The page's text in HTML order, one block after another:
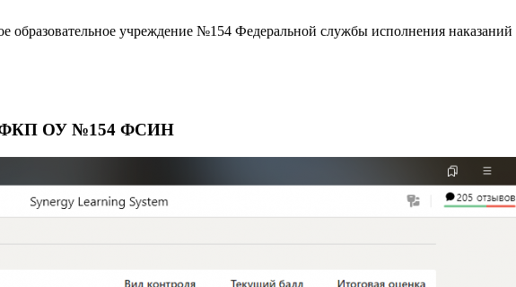
образовательное учреждение №154 Федеральной службы исполнения наказаний
ФКП ОУ №154 ФСИН